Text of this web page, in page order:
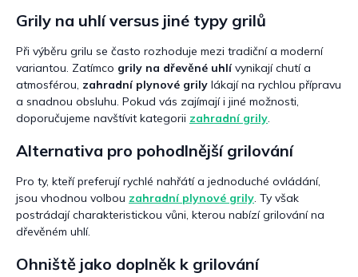
Grily na uhlí versus jiné typy grilů
Při výběru grilu se často rozhoduje mezi tradiční a moderní
variantou. Zatímco grily na dřevěné uhlívynikají chutí a
atmosférou, zahradní plynové grily lákají na rychlou přípravu
a snadnou obsluhu. Pokud vás zajímají i jiné možnosti,
doporučujeme navštívit kategorii zahradní grily.
Alternativa pro pohodlnější grilování
Pro ty, kteří preferují rychlé nahřátí a jednoduché ovládání,
jsou vhodnou volbou zahradní plynové grily. Ty však
postrádají charakteristickou vůni, kterou nabízí grilování na
dřevěném uhlí.
Ohniště jako doplněk k grilování